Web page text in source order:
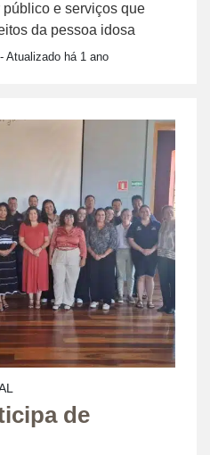
e serviços que
da pessoa idosa
- Atualizado há 1 ano
de